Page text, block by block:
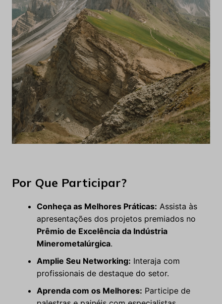
Por Que Participar?
Conheça as Melhores Práticas: Assista às
apresentações dos projetos premiados no
Prêmio de Excelência da Indústria
Minerometalúrgica.
Amplie Seu Networking: Interaja com
profissionais de destaque do setor.
Aprenda com os Melhores: Participe de